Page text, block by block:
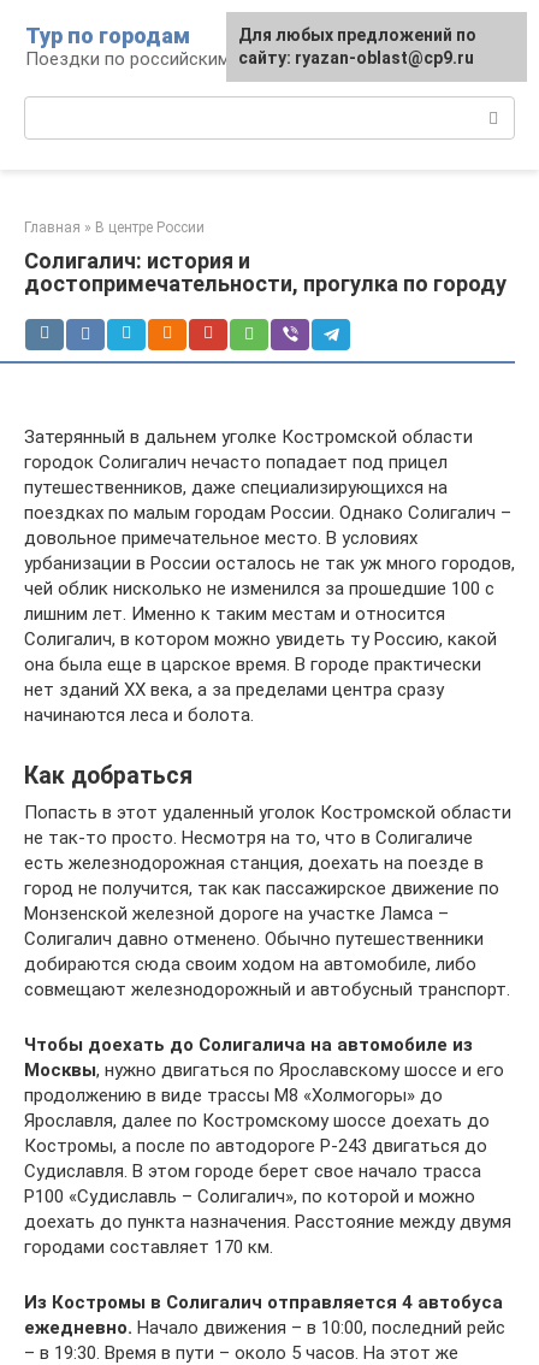
контенту
Тур по городам
Поездки по российским городам
Главная » В центре России
Солигалич: история и
достопримечательности, прогулка по городу
Затерянный в дальнем уголке Костромской области
городок Солигалич нечасто попадает под прицел
путешественников, даже специализирующихся на
поездках по малым городам России. Однако Солигалич –
довольное примечательное место. В условиях
урбанизации в России осталось не так уж много городов,
чей облик нисколько не изменился за прошедшие 100 с
лишним лет. Именно к таким местам и относится
Солигалич, в котором можно увидеть ту Россию, какой
она была еще в царское время. В городе практически
нет зданий XX века, а за пределами центра сразу
начинаются леса и болота.
Как добраться
Попасть в этот удаленный уголок Костромской области
не так-то просто. Несмотря на то, что в Солигаличе
есть железнодорожная станция, доехать на поезде в
город не получится, так как пассажирское движение по
Монзенской железной дороге на участке Ламса –
Солигалич давно отменено. Обычно путешественники
добираются сюда своим ходом на автомобиле, либо
совмещают железнодорожный и автобусный транспорт.
Чтобы доехать до Солигалича на автомобиле из
Москвы, нужно двигаться по Ярославскому шоссе и его
продолжению в виде трассы M8 «Холмогоры» до
Ярославля, далее по Костромскому шоссе доехать до
Костромы, а после по автодороге Р-243 двигаться до
Судиславля. В этом городе берет свое начало трасса
Р100 «Судиславль – Солигалич», по которой и можно
доехать до пункта назначения. Расстояние между двумя
городами составляет 170 км.
Из Костромы в Солигалич отправляется 4 автобуса
ежедневно. Начало движения – в 10:00, последний рейс
– в 19:30. Время в пути – около 5 часов. На этот же
Для любых предложений по
сайту: ryazan-oblast@cp9.ru